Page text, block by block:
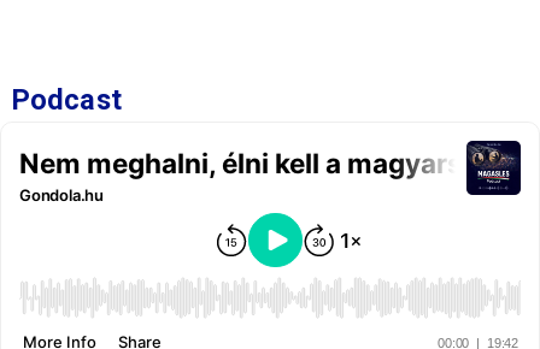
Podcast